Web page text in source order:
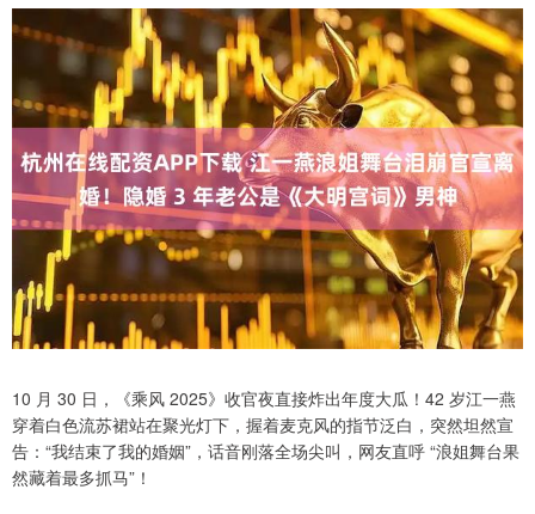
10 月 30 日，《乘风 2025》收官夜直接炸出年度大瓜！42 岁江一燕
穿着白色流苏裙站在聚光灯下，握着麦克风的指节泛白，突然坦然宣
告：“我结束了我的婚姻”，话音刚落全场尖叫，网友直呼 “浪姐舞台果
然藏着最多抓马”！